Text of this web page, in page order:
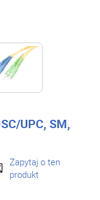
UPC, SM,
Zapytaj o ten
produkt